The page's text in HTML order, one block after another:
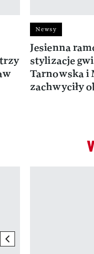
Newsy
Jesienna
stylizacje
Tarnowska i
zachwyciły
previous element